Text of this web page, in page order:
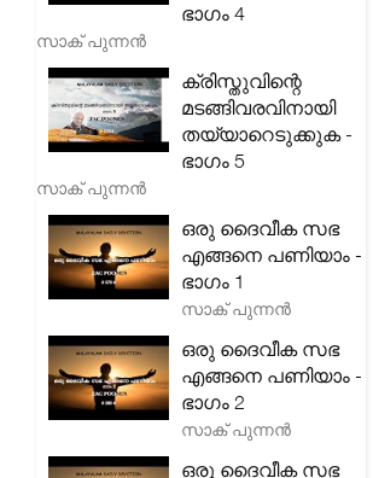
ഭാഗം 4
സാക് പുന്നൻ
ക്രിസ്തുവിന്റെ
മടങ്ങിവരവിനായി
തയ്യാറെടുക്കുക -
ഭാഗം 5
സാക് പുന്നൻ
ഒരു ദൈവീക സഭ
എങ്ങനെ പണിയാം -
ഭാഗം 1
സാക് പുന്നൻ
ഒരു ദൈവീക സഭ
എങ്ങനെ പണിയാം -
ഭാഗം 2
സാക് പുന്നൻ
ഒരു ദൈവീക സഭ